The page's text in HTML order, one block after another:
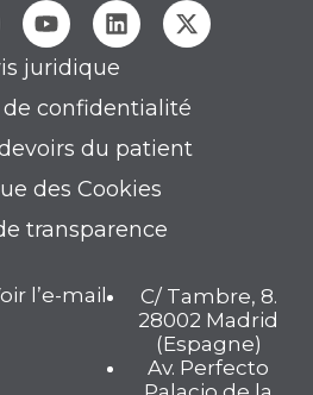
juridique
confidentialité
du patient
des Cookies
transparence
l’e-mail
C/ Tambre, 8.
28002 Madrid
(Espagne)
Av. Perfecto